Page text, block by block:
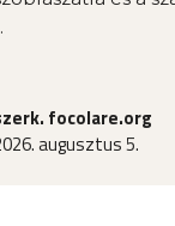
focolare.org
augusztus 5.